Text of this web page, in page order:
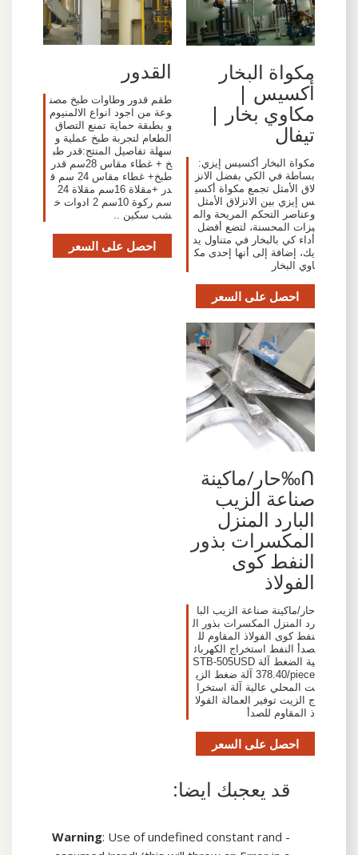
مكواة البخار
أكسيس |
مكاوي بخار |
تيفال
مكواة البخار أكسيس إيزي:
بساطة في الكي بفضل الانز
لاق الأمثل تجمع مكواة أكسي
س إيزي بين الانزلاق الأمثل
وعناصر التحكم المريحة والم
يزات المحسنة، لتضع أفضل
أداء كي بالبخار في متناول يد
يك، إضافة إلى أنها إحدى مك
اوي البخار
احصل على السعر
القدور
طقم قدور وطاوات طبخ مصن
وعة من اجود انواع الالمنيوم
و بطبقة حماية تمنع التصاق
الطعام لتجربة طبخ عملية و
سهلة تفاصيل المنتج:قدر طب
خ + غطاء مقاس 28سم قدر
طبخ+ غطاء مقاس 24 سم ق
در +مقلاة 16سم مقلاة 24
سم ركوة 10سم 2 ادوات خ
شب سكين ..
احصل على السعر
ᑎ‰حار/ماكينة
صناعة الزيب
البارد المنزل
المكسرات بذور
النفط كوى
الفولاذ
حار/ماكينة صناعة الزيب البا
رد المنزل المكسرات بذور ال
نفط كوى الفولاذ المقاوم لل
صدأ النفط استخراج الكهربائ
ية الضغط آلة STB-505USD
378.40/piece آلة ضغط الزي
ت المحلي عالية آلة استخرا
ج الزيت توفير العمالة الفولا
ذ المقاوم للصدأ
احصل على السعر
قد يعجبك ايضا:
Warning: Use of undefined constant rand -